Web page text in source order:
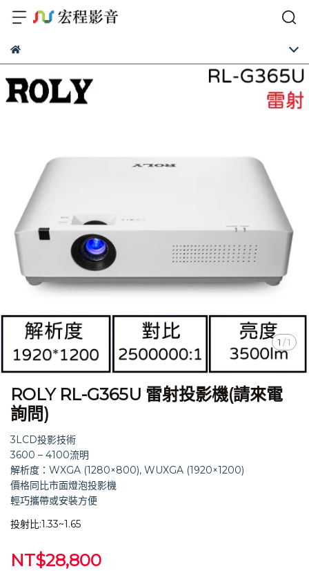
1 /1
ROLY RL-G365U 雷射投影機(請來電
詢問)
3LCD投影技術
3600 – 4100流明
解析度：WXGA (1280×800), WUXGA (1920×1200)
價格同比市面燈泡投影機
輕巧攜帶或安裝方便
投射比:1.33~1.65
NT$28,800